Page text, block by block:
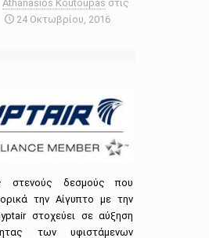
Athanasios Koutoupas στις
24 Οκτωβρίου, 2016
στενούς δεσμούς που
την Αίγυπτο με την
στοχεύει σε αύξηση
των υφιστάμενων